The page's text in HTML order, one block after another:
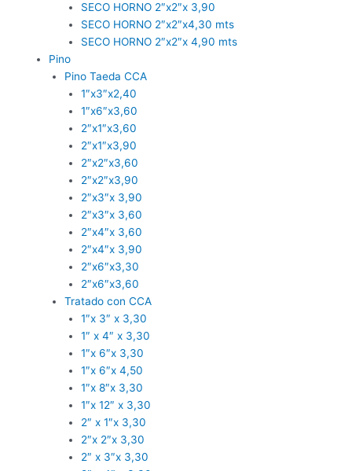
SECO HORNO 2″x2″x 3,90
SECO HORNO 2″x2″x4,30 mts
SECO HORNO 2″x2″x 4,90 mts
Pino
Pino Taeda CCA
1″x3″x2,40
1″x6″x3,60
2″x1″x3,60
2″x1″x3,90
2″x2″x3,60
2″x2″x3,90
2″x3″x 3,90
2″x3″x 3,60
2″x4″x 3,60
2″x4″x 3,90
2″x6″x3,30
2″x6″x3,60
Tratado con CCA
1″x 3″ x 3,30
1″ x 4″ x 3,30
1″x 6″x 3,30
1″x 6″x 4,50
1″x 8″x 3,30
1″x 12″ x 3,30
2″ x 1″x 3,30
2″x 2″x 3,30
2″ x 3″x 3,30